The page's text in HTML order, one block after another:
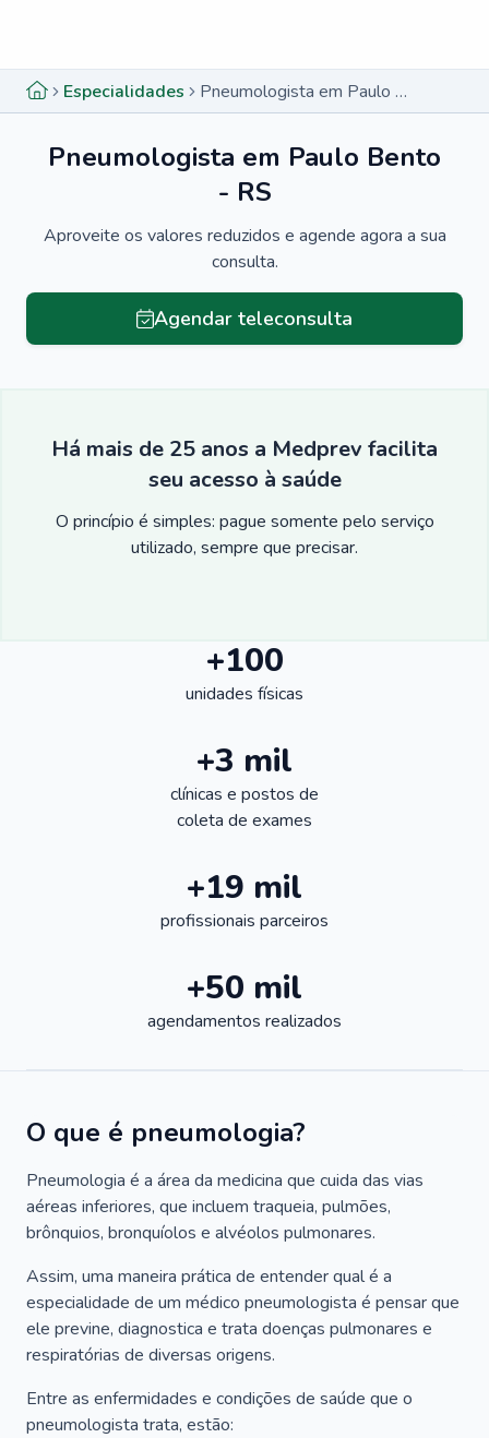
Especialidades Pneumologista em Paulo Bento - RS
Pneumologista em Paulo Bento
- RS
Aproveite os valores reduzidos e agende agora a sua
consulta.
Agendar teleconsulta
Há mais de 25 anos a Medprev facilita
seu acesso à saúde
O princípio é simples: pague somente pelo serviço
utilizado, sempre que precisar.
+100
unidades físicas
+3 mil
clínicas e postos de
coleta de exames
+19 mil
profissionais parceiros
+50 mil
agendamentos realizados
O que é pneumologia?
Pneumologia é a área da medicina que cuida das vias
aéreas inferiores, que incluem traqueia, pulmões,
brônquios, bronquíolos e alvéolos pulmonares.
Assim, uma maneira prática de entender qual é a
especialidade de um médico pneumologista é pensar que
ele previne, diagnostica e trata doenças pulmonares e
respiratórias de diversas origens.
Entre as enfermidades e condições de saúde que o
pneumologista trata, estão: